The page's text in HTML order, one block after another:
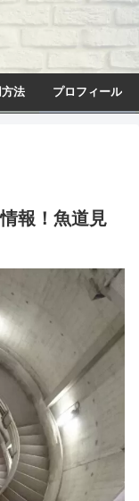
法 プロフィール
報！魚道見